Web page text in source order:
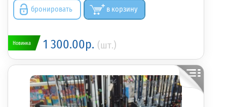
бронировать в корзину
Новинка 1 300.00р. (шт.)